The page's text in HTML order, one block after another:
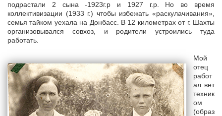
подрастали 2 сына -1923г.р и 1927 г.р. Но во время
коллективизации (1933 г.) чтобы избежать «раскулачивания»,
семья тайком уехала на Донбасс. В 12 километрах от г. Шахты
организовывался совхоз, и родители устроились туда
работать.
Мой
отец
работ
ал вет
техник
ом
(образ